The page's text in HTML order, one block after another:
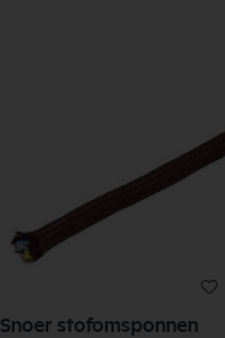
Snoer stofomsponnen